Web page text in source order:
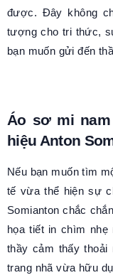
được. Đây không
tượng cho tri thức,
bạn muốn gửi đến
Áo sơ mi
hiệu Anton
Nếu bạn muốn tìm
tế vừa thể hiện sự
Somianton chắc
họa tiết in chìm nhẹ
thầy cảm thấy thoải
trang nhã vừa hữu